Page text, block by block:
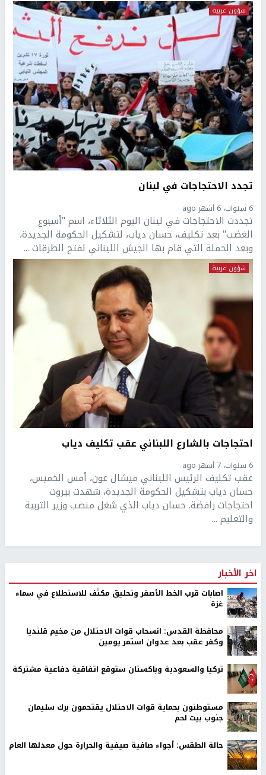
شؤون عربية
تجدد الاحتجاجات في لبنان
6 سنوات، 6 أشهر ago
تجددت الاحتجاجات في لبنان اليوم الثلاثاء، اسم "أسبوع
الغضب" بعد تكليف، حسان دياب، لتشكيل الحكومة الجديدة،
وبعد الحملة التي قام بها الجيش اللبناني لفتح الطرقات ...
شؤون عربية
احتجاجات بالشارع اللبناني عقب تكليف دياب
6 سنوات، 7 أشهر ago
عقب تكليف الرئيس اللبناني ميشال عون، أمس الخميس،
حسان دياب بتشكيل الحكومة الجديدة، شهدت بيروت
احتجاجات رافضة. حسان دياب الذي شغل منصب وزير التربية
والتعليم ...
اخر الأخبار
اصابات قرب الخط الأصفر وتحليق مكثف للاستطلاع في سماء
غزة
محافظة القدس: انسحاب قوات الاحتلال من مخيم قلنديا
وكفر عقب بعد عدوان استمر يومين
تركيا والسعودية وباكستان ستوقع اتفاقية دفاعية مشتركة
مستوطنون بحماية قوات الاحتلال يقتحمون برك سليمان
جنوب بيت لحم
حالة الطقس: أجواء صافية صيفية والحرارة حول معدلها العام